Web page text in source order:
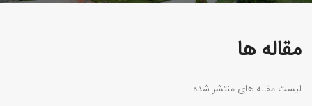
مقاله ها
لیست مقاله های منتشر شده